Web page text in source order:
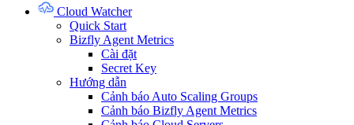
Cloud Watcher
Quick Start
Bizfly Agent Metrics
Cài đặt
Secret Key
Hướng dẫn
Cảnh báo Auto Scaling Groups
Cảnh báo Bizfly Agent Metrics